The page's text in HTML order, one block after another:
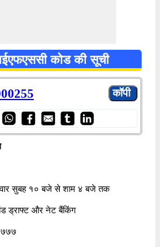
कोड की सूची
सुबह १० बजे से शाम ४ बजे तक
ड्राफ्ट और नेट बैंकिंग